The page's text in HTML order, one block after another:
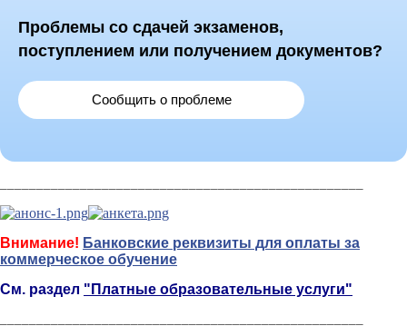
Проблемы со сдачей экзаменов,
поступлением или получением документов?
Сообщить о проблеме
Внимание! Банковские реквизиты для оплаты за
коммерческое обучение
См. раздел "Платные образовательные услуги"